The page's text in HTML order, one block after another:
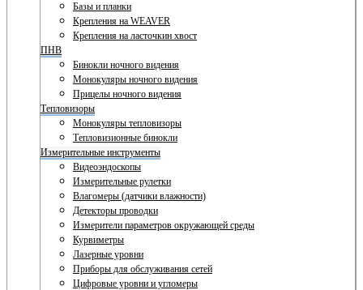
Базы и планки
Крепления на WEAVER
Крепления на ласточкин хвост
ПНВ
Бинокли ночного видения
Монокуляры ночного видения
Прицелы ночного видения
Тепловизоры
Монокуляры тепловизоры
Тепловизионные бинокли
Измерительные инструменты
Видеоэндоскопы
Измерительные рулетки
Влагомеры (датчики влажности)
Детекторы проводки
Измерители параметров окружающей среды
Курвиметры
Лазерные уровни
Приборы для обслуживания сетей
Цифровые уровни и угломеры